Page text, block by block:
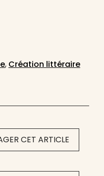
, Création littéraire
CET ARTICLE